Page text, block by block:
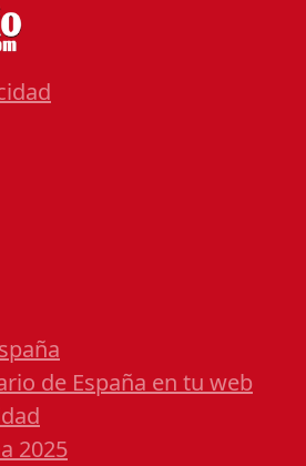
de España en tu web
2025